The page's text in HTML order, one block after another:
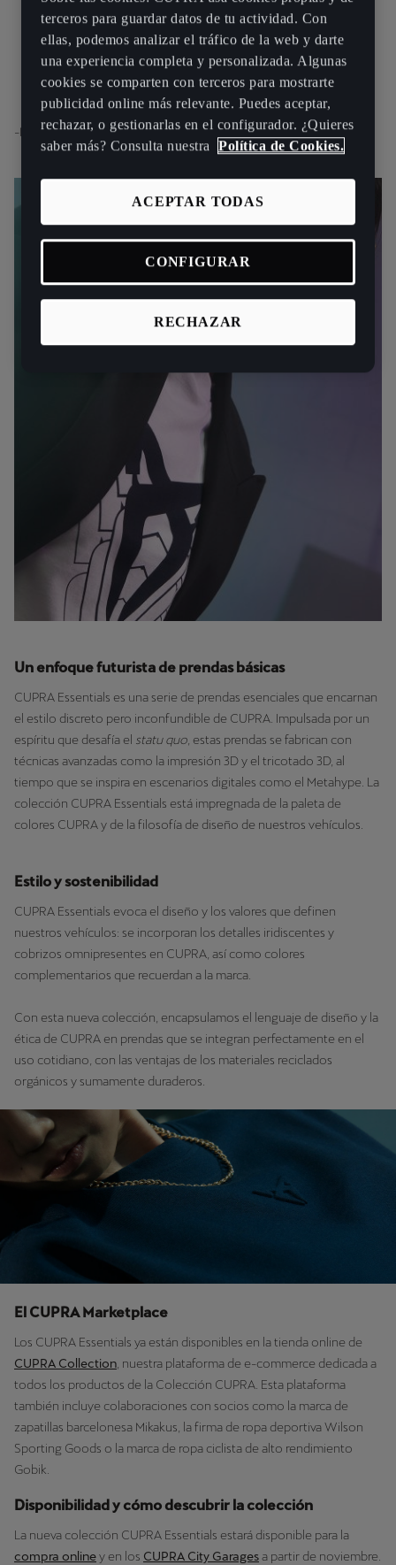
CUPRA con prendas que
se puedan llevar a diario."
-Miguel Díez, responsable de la colección CUPRA Essentials.
Un enfoque futurista de prendas básicas
CUPRA Essentials es una serie de prendas esenciales que encarnan
el estilo discreto pero inconfundible de CUPRA. Impulsada por un
espíritu que desafía el statu quo , estas prendas se fabrican con
técnicas avanzadas como la impresión 3D y el tricotado 3D, al
tiempo que se inspira en escenarios digitales como el Metahype. La
colección CUPRA Essentials está impregnada de la paleta de
colores CUPRA y de la filosofía de diseño de nuestros vehículos.
Estilo y sostenibilidad
CUPRA Essentials evoca el diseño y los valores que definen
nuestros vehículos: se incorporan los detalles iridiscentes y
cobrizos omnipresentes en CUPRA, así como colores
complementarios que recuerdan a la marca.
Con esta nueva colección, encapsulamos el lenguaje de diseño y la
ética de CUPRA en prendas que se integran perfectamente en el
uso cotidiano, con las ventajas de los materiales reciclados
orgánicos y sumamente duraderos.
El CUPRA Marketplace
Los CUPRA Essentials ya están disponibles en la tienda online de
CUPRA Collection , nuestra plataforma de e-commerce dedicada a
todos los productos de la Colección CUPRA. Esta plataforma
también incluye colaboraciones con socios como la marca de
zapatillas barcelonesa Mikakus, la firma de ropa deportiva Wilson
Sporting Goods o la marca de ropa ciclista de alto rendimiento
Gobik.
Disponibilidad y cómo descubrir la colección
La nueva colección CUPRA Essentials estará disponible para la
compra onliney en los CUPRA City Garagesa partir de noviembre.
terceros para guardar datos de tu actividad. Con
ellas, podemos analizar el tráfico de la web y darte
una experiencia completa y personalizada. Algunas
cookies se comparten con terceros para mostrarte
publicidad online más relevante. Puedes aceptar,
rechazar, o gestionarlas en el configurador. ¿Quieres
saber más? Consulta nuestra
Política de Cookies.
RECHAZAR
ACEPTAR TODAS
CONFIGURAR